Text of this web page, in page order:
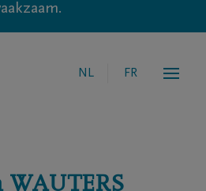
NL FR
WAUTERS